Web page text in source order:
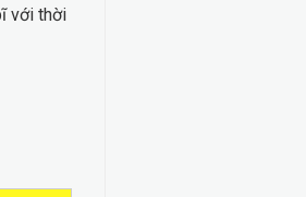
với thời